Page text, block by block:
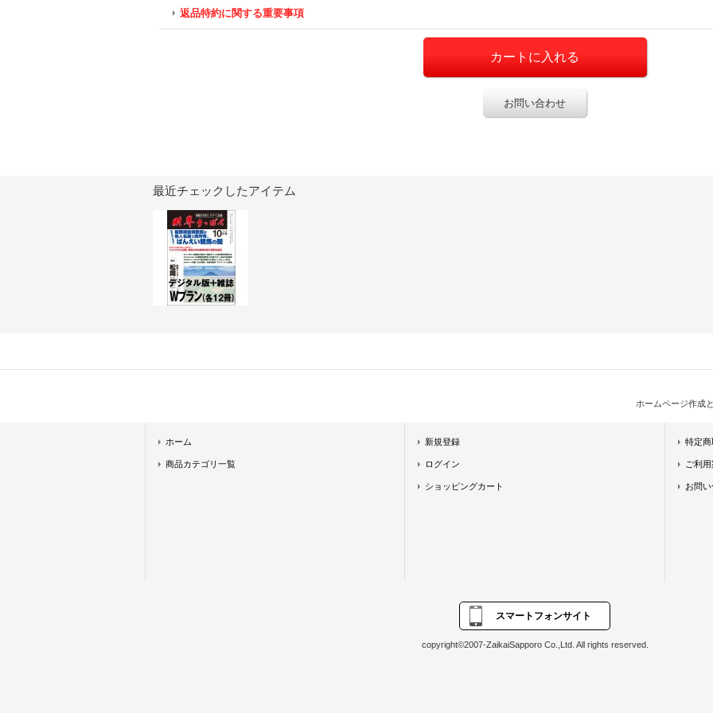
返品特約に関する重要事項
お問い合わせ
最近チェックしたアイテム
ホームページ作成
ホーム
商品カテゴリ一覧
新規登録
ログイン
ショッピングカート
特定
ご利
お問
スマートフォンサイト
copyright©2007-ZaikaiSapporo Co.,Ltd. All rights reserved.